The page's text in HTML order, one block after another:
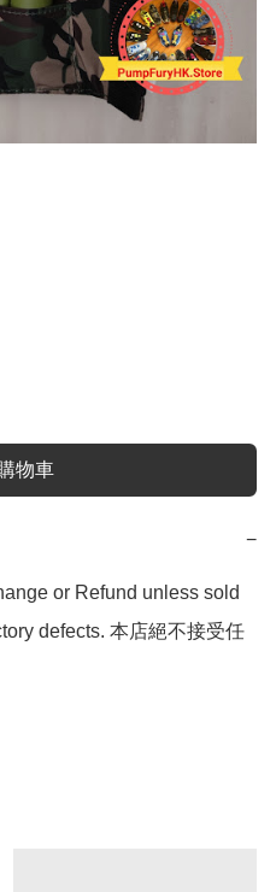
物車
−
or Refund unless sold
defects. 本店絕不接受任